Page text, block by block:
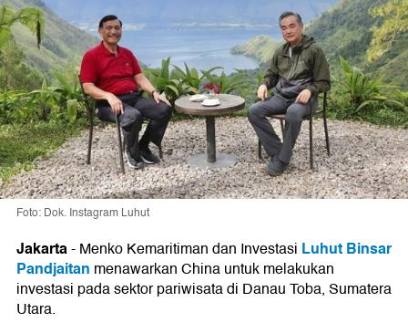
Foto: Dok. Instagram Luhut
Jakarta-Menko Kemaritiman dan Investasi Luhut Binsar
Pandjaitan menawarkan China untuk melakukan
investasi pada sektor pariwisata di Danau Toba, Sumatera
Utara.